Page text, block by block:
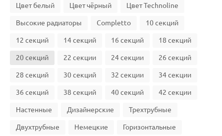
Цвет белый Цвет чёрный Цвет Technoline
Высокие радиаторы Completto 10 секций
12 секций 14 секций 16 секций 18 секций
20 секций 22 секции 24 секции 26 секций
28 секций 30 секций 32 секции 34 секции
36 секций 38 секций 40 секций 42 секции
Настенные Дизайнерские Трехтрубные
Двухтрубные Немецкие Горизонтальные